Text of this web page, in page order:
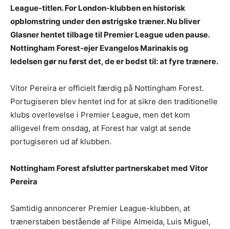
League-titlen. For London-klubben en historisk
opblomstring under den østrigske træner. Nu bliver
Glasner hentet tilbage til Premier League uden pause.
Nottingham Forest-ejer Evangelos Marinakis og
ledelsen gør nu først det, de er bedst til: at fyre trænere.
Vítor Pereira er officielt færdig på Nottingham Forest.
Portugiseren blev hentet ind for at sikre den traditionelle
klubs overlevelse i Premier League, men det kom
alligevel frem onsdag, at Forest har valgt at sende
portugiseren ud af klubben.
Nottingham Forest afslutter partnerskabet med Vitor
Pereira
Samtidig annoncerer Premier League-klubben, at
trænerstaben bestående af Filipe Almeida, Luis Miguel,